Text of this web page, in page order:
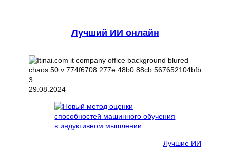
Лучший ИИ онлайн
29.08.2024
Лучшие ИИ